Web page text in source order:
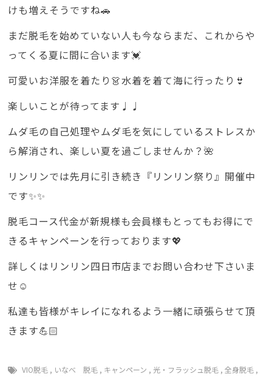
けも増えそうですね🚗
まだ脱毛を始めていない人も今ならまだ、これからや
ってくる夏に間に合います💓
可愛いお洋服を着たり👗水着を着て海に行ったり👙
楽しいことが待ってます♩♩
ムダ毛の自己処理やムダ毛を気にしているストレスか
ら解消され、楽しい夏を過ごしませんか？🌺
リンリンでは先月に引き続き『リンリン祭り』開催中
です✨✨
脱毛コース代金が新規様も会員様もとってもお得にで
きるキャンペーンを行っております💖
詳しくはリンリン四日市店までお問い合わせ下さいま
せ☺️
私達も皆様がキレイになれるよう一緒に頑張らせて頂
きます💪🏻
VIO脱毛 , いなべ 脱毛 , キャンペーン , 光・フラッシュ脱毛 ,全身脱毛 ,